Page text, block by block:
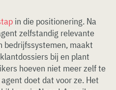
in die positionering. Na
zelfstandig relevante
bedrijfssystemen, maakt
bij en plant
hoeven niet meer zelf te
doet dat voor ze. Het